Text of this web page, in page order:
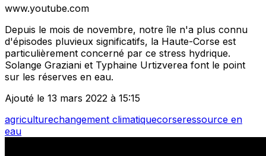
www.youtube.com
Depuis le mois de novembre, notre île n'a plus connu
d'épisodes pluvieux significatifs, la Haute-Corse est
particulièrement concerné par ce stress hydrique.
Solange Graziani et Typhaine Urtizverea font le point
sur les réserves en eau.
Ajouté le 13 mars 2022 à 15:15
agriculturechangement climatiquecorseressource en
eau